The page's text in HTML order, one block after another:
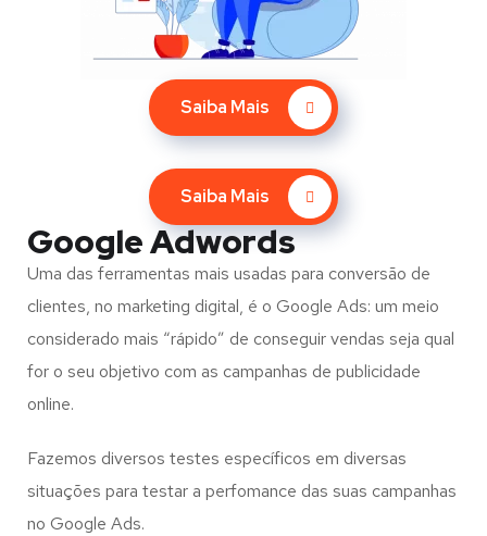
Saiba Mais
Saiba Mais
Google Adwords
Uma das ferramentas mais usadas para conversão de
clientes, no marketing digital, é o Google Ads: um meio
considerado mais “rápido” de conseguir vendas seja qual
for o seu objetivo com as campanhas de publicidade
online.
Fazemos diversos testes específicos em diversas
situações para testar a perfomance das suas campanhas
no Google Ads.